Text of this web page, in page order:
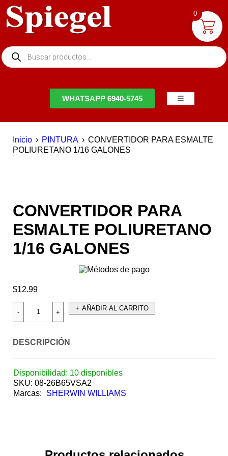
WHATSAPP 6940-5745
Inicio › PINTURA › CONVERTIDOR PARA ESMALTE
POLIURETANO 1/16 GALONES
CONVERTIDOR PARA
ESMALTE POLIURETANO
1/16 GALONES
$12.99
AÑADIR AL CARRITO
DESCRIPCIÓN
Disponibilidad: 10 disponibles
SKU: 08-26B65VSA2
Marcas:
SHERWIN WILLIAMS
0